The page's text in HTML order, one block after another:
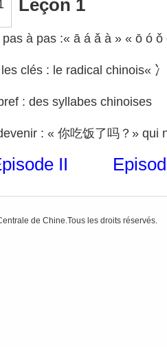
Leçon 1
à pas :« ā á ǎ à » « ō ó ǒ
clés : le radical chinois«
: des syllabes chinoises
: « 你吃饭了吗？» qui
II
de Chine.Tous les droits réservés.